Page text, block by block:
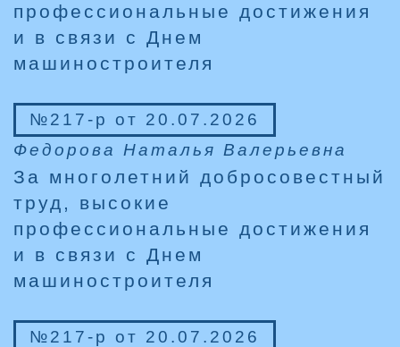
профессиональные достижения
и в связи с Днем
машиностроителя
№217-р от 20.07.2026
Федорова Наталья Валерьевна
За многолетний добросовестный
труд, высокие
профессиональные достижения
и в связи с Днем
машиностроителя
№217-р от 20.07.2026